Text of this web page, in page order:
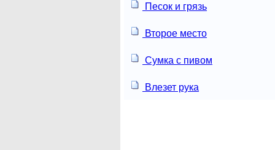
Песок и грязь
Второе место
Сумка с пивом
Влезет рука